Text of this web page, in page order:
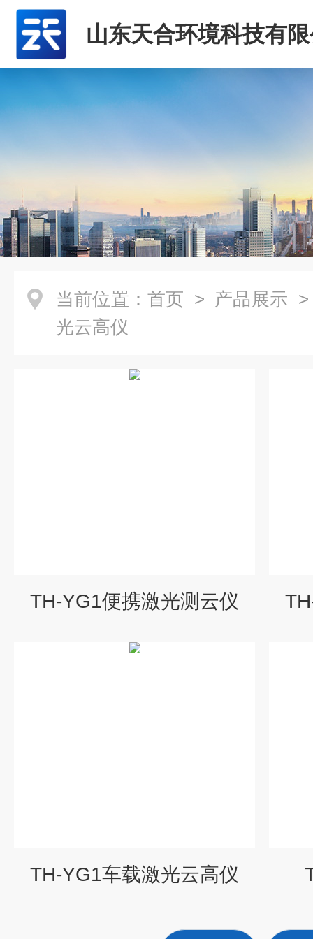
山东天合环境科技有
当前位置： 首页 > 产品展示
光云高仪
TH-YG1便携激光测云仪
TH-YG1车载激光云高仪